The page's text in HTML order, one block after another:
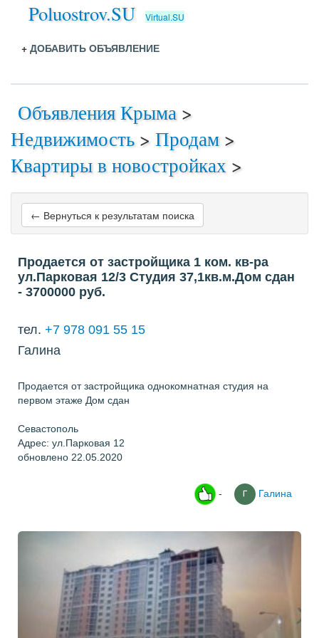
Poluostrov.SU Virtual.SU
+ ДОБАВИТЬ ОБЪЯВЛЕНИЕ
Объявления Крыма >
Недвижимость> Продам >
Квартиры в новостройках >
← Вернуться к результатам поиска
Продается от застройщика 1 ком. кв-ра
ул.Парковая 12/3 Студия 37,1кв.м.Дом сдан
- 3700000 руб.
тел. +7 978 091 55 15
Галина
Продается от застройщика однокомнатная студия на
первом этаже Дом сдан
Севастополь
Адрес: ул.Парковая 12
обновлено 22.05.2020
- Галина